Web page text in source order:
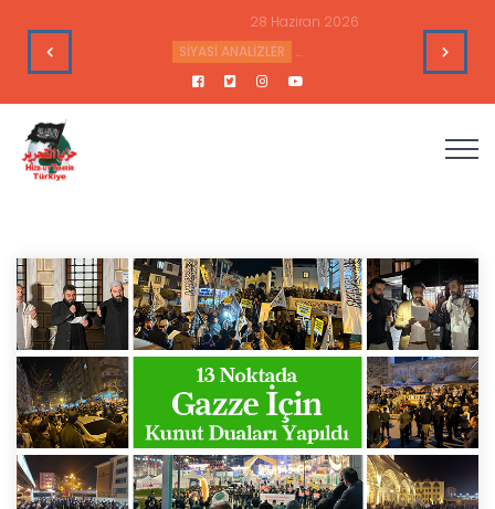
28 Haziran 2026
Çıkarlarına Hizmet Ediyor
SİYASİ ANALİZLER Sudan’daki Durum ve Amerika’nın